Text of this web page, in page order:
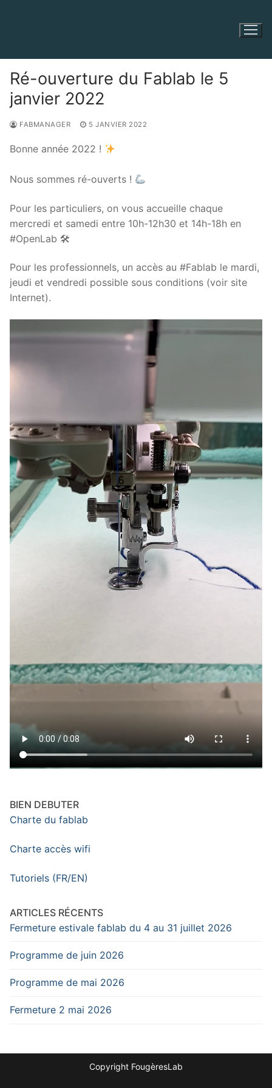
Ré-ouverture du Fablab le 5
janvier 2022
FABMANAGER 5 JANVIER 2022
Bonne année 2022 !
Nous sommes ré-ouverts !
Pour les particuliers, on vous accueille chaque
mercredi et samedi entre 10h-12h30 et 14h-18h en
#OpenLab 🛠
Pour les professionnels, un accès au #Fablab le mardi,
jeudi et vendredi possible sous conditions (voir site
Internet).
BIEN DEBUTER
Charte du fablab
Charte accès wifi
Tutoriels (FR/EN)
ARTICLES RÉCENTS
Fermeture estivale fablab du 4 au 31 juillet 2026
Programme de juin 2026
Programme de mai 2026
Fermeture 2 mai 2026
Copyright FougèresLab